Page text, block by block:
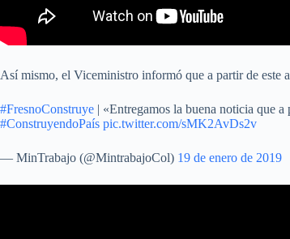
Así mismo, el Viceministro informó que a partir de este
#FresnoConstruye | «Entregamos la buena noticia que
#ConstruyendoPaís pic.twitter.com/sMK2AvDs2v
— MinTrabajo (@MintrabajoCol) 19 de enero de 2019